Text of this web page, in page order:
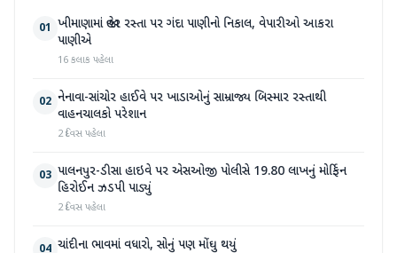
01 ખીમાણામાં જાહેર રસ્તા પર ગંદા પાણીનો નિકાલ, વેપારીઓ આકરા
પાણીએ
16 કલાક પહેલા
02 નેનાવા-સાંચોર હાઈવે પર ખાડાઓનું સામ્રાજ્ય બિસ્માર રસ્તાથી
વાહનચાલકો પરેશાન
2 દિવસ પહેલા
03 પાલનપુર-ડીસા હાઇવે પર એસઓજી પોલીસે 19.80 લાખનું મોર્ફિન
હિરોઈન ઝડપી પાડ્યું
2 દિવસ પહેલા
04 ચાંદીના ભાવમાં વધારો, સોનું પણ મોંઘુ થયું